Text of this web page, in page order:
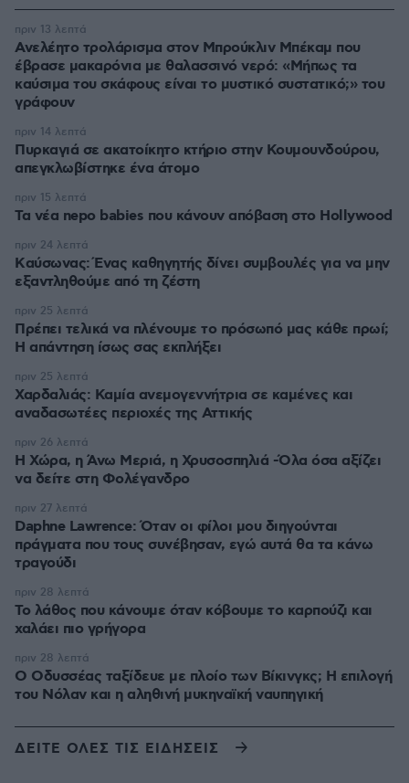
Ανελέητο τρολάρισμα στον Μπρούκλιν Μπέκαμ που
έβρασε μακαρόνια με θαλασσινό νερό: «Μήπως τα
καύσιμα του σκάφους είναι το μυστικό συστατικό;» του
γράφουν
πριν 13 λεπτά
Πυρκαγιά σε ακατοίκητο κτήριο στην Κουμουνδούρου,
απεγκλωβίστηκε ένα άτομο
πριν 14 λεπτά
Τα νέα nepo babies που κάνουν απόβαση στο Hollywood
πριν 15 λεπτά
Kαύσωνας: Ένας καθηγητής δίνει συμβουλές για να μην
εξαντληθούμε από τη ζέστη
πριν 24 λεπτά
Πρέπει τελικά να πλένουμε το πρόσωπό μας κάθε πρωί;
Η απάντηση ίσως σας εκπλήξει
πριν 25 λεπτά
Χαρδαλιάς: Καμία ανεμογεννήτρια σε καμένες και
αναδασωτέες περιοχές της Αττικής
πριν 25 λεπτά
Η Χώρα, η Άνω Μεριά, η Χρυσοσπηλιά -Όλα όσα αξίζει
να δείτε στη Φολέγανδρο
πριν 26 λεπτά
Daphne Lawrence: Όταν οι φίλοι μου διηγούνται
πράγματα που τους συνέβησαν, εγώ αυτά θα τα κάνω
τραγούδι
πριν 27 λεπτά
Το λάθος που κάνουμε όταν κόβουμε το καρπούζι και
χαλάει πιο γρήγορα
πριν 28 λεπτά
Ο Οδυσσέας ταξίδευε με πλοίο των Βίκινγκς; Η επιλογή
του Νόλαν και η αληθινή μυκηναϊκή ναυπηγική
πριν 28 λεπτά
ΔΕΙΤΕ ΟΛΕΣ ΤΙΣ ΕΙΔΗΣΕΙΣ